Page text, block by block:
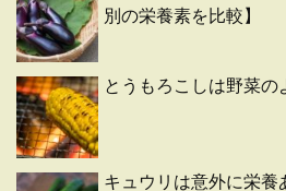
別の栄養素を比較】
とうもろこしは野菜の
キュウリは意外に栄養